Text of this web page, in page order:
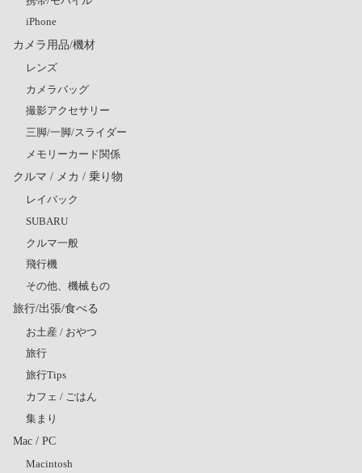
iPhone
カメラ用品/機材
レンズ
カメラバッグ
撮影アクセサリー
三脚/一脚/スライダー
メモリーカード関係
クルマ / メカ / 乗り物
レイバック
SUBARU
クルマ一般
飛行機
その他、機械もの
旅行/出張/食べる
お土産 / おやつ
旅行
旅行Tips
カフェ / ごはん
集まり
Mac / PC
Macintosh